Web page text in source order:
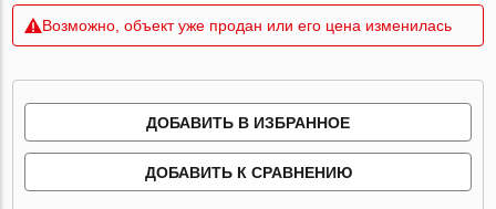
Возможно, объект уже продан или его цена изменилась
ДОБАВИТЬ В ИЗБРАННОЕ
ДОБАВИТЬ К СРАВНЕНИЮ